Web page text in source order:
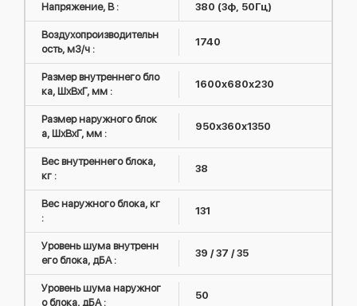
Напряжение, В : 380 (3ф, 50Гц)
Воздухопроизводительн
ость, м3/ч :
1740
Размер внутреннего бло
ка, ШxВxГ, мм :
1600х680х230
Размер наружного блок
а, ШxВxГ, мм :
950х360х1350
Вес внутреннего блока,
кг :
38
Вес наружного блока, кг
:
131
Уровень шума внутренн
его блока, дБА :
39 / 37 / 35
Уровень шума наружног
о блока, дБА :
50